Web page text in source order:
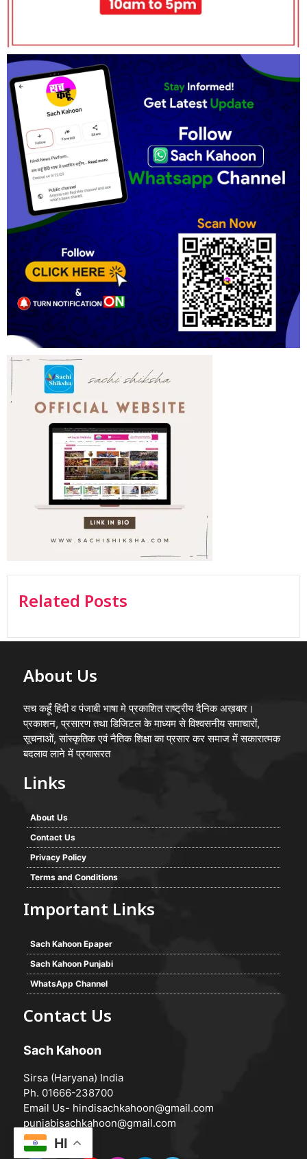
Related Posts
About Us
सच कहूँ हिंदी व पंजाबी भाषा मे प्रकाशित राष्ट्रीय दैनिक अख़बार।
प्रकाशन, प्रसारण तथा डिजिटल के माध्यम से विश्वसनीय समाचारों,
सूचनाओं, सांस्कृतिक एवं नैतिक शिक्षा का प्रसार कर समाज में सकारात्मक
बदलाव लाने में प्रयासरत
Links
About Us
Contact Us
Privacy Policy
Terms and Conditions
Important Links
Sach Kahoon Epaper
Sach Kahoon Punjabi
WhatsApp Channel
Contact Us
Sach Kahoon
Sirsa (Haryana) India
Ph. 01666-238700
Email Us- hindisachkahoon@gmail.com
punjabisachkahoon@gmail.com
HI